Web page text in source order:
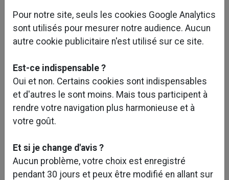
Pour notre site, seuls les cookies Google Analytics
sont utilisés pour mesurer notre audience. Aucun
autre cookie publicitaire n'est utilisé sur ce site.
Est-ce indispensable ?
Oui et non. Certains cookies sont indispensables
et d'autres le sont moins. Mais tous participent à
rendre votre navigation plus harmonieuse et à
votre goût.
Et si je change d'avis ?
Aucun problème, votre choix est enregistré
pendant 30 jours et peux être modifié en allant sur